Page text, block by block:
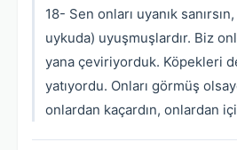
18- Sen onları uyanık
uykuda) uyuşmuşlardır. Biz
yana çeviriyorduk. Köpekleri
yatıyordu. Onları görmüş
onlardan kaçardın, onlardan